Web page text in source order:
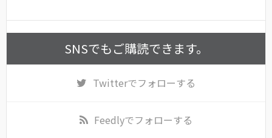
SNSでもご購読できます。
Twitterでフォローする
Feedlyでフォローする